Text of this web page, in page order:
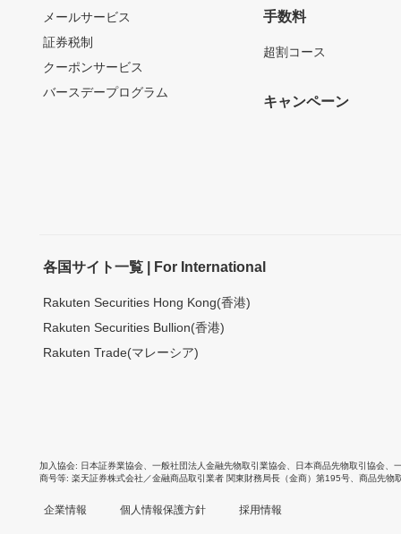
メールサービス
証券税制
クーポンサービス
バースデープログラム
手数料
超割コース
キャンペーン
各国サイト一覧 | For International
Rakuten Securities Hong Kong(香港)
Rakuten Securities Bullion(香港)
Rakuten Trade(マレーシア)
加入協会 日本証券業協会 一般社団法人金融先物取引業協会 日本商品先物取引協会
商号等 楽天証券株式会社／金融商品取引業者 関東財務局長（金商）第195号、商品先物
企業情報 個人情報保護方針 採用情報